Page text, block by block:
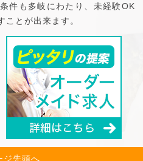
件も多岐にわたり、未経験OK
ことが出来ます。
先頭へ